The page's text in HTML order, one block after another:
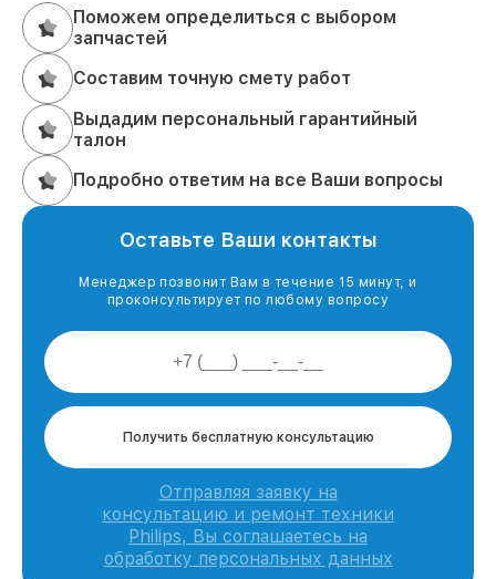
Поможем определиться с выбором
запчастей
Составим точную смету работ
Выдадим персональный гарантийный
талон
Подробно ответим на все Ваши вопросы
Оставьте Ваши контакты
Менеджер позвонит Вам в течение 15 минут, и
проконсультирует по любому вопросу
Получить бесплатную консультацию
Отправляя заявку на
консультацию и ремонт техники
Philips, Вы соглашаетесь на
обработку персональных данных